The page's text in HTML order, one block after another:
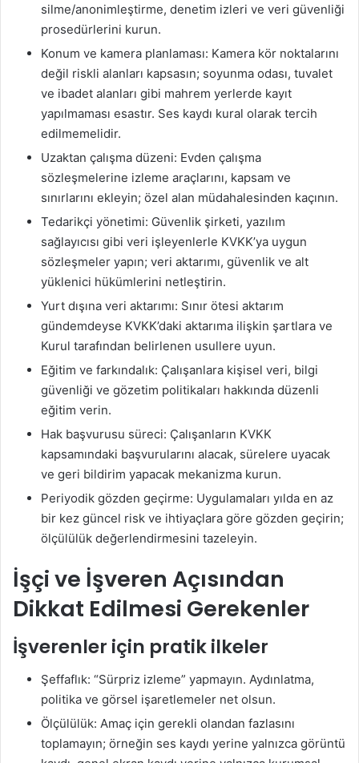
silme/anonimleştirme, denetim izleri ve veri güvenliği
prosedürlerini kurun.
Konum ve kamera planlaması: Kamera kör noktalarını
değil riskli alanları kapsasın; soyunma odası, tuvalet
ve ibadet alanları gibi mahrem yerlerde kayıt
yapılmaması esastır. Ses kaydı kural olarak tercih
edilmemelidir.
Uzaktan çalışma düzeni: Evden çalışma
sözleşmelerine izleme araçlarını, kapsam ve
sınırlarını ekleyin; özel alan müdahalesinden kaçının.
Tedarikçi yönetimi: Güvenlik şirketi, yazılım
sağlayıcısı gibi veri işleyenlerle KVKK’ya uygun
sözleşmeler yapın; veri aktarımı, güvenlik ve alt
yüklenici hükümlerini netleştirin.
Yurt dışına veri aktarımı: Sınır ötesi aktarım
gündemdeyse KVKK’daki aktarıma ilişkin şartlara ve
Kurul tarafından belirlenen usullere uyun.
Eğitim ve farkındalık: Çalışanlara kişisel veri, bilgi
güvenliği ve gözetim politikaları hakkında düzenli
eğitim verin.
Hak başvurusu süreci: Çalışanların KVKK
kapsamındaki başvurularını alacak, sürelere uyacak
ve geri bildirim yapacak mekanizma kurun.
Periyodik gözden geçirme: Uygulamaları yılda en az
bir kez güncel risk ve ihtiyaçlara göre gözden geçirin;
ölçülülük değerlendirmesini tazeleyin.
İşçi ve İşveren Açısından
Dikkat Edilmesi Gerekenler
İşverenler için pratik ilkeler
Şeffaflık: “Sürpriz izleme” yapmayın. Aydınlatma,
politika ve görsel işaretlemeler net olsun.
Ölçülülük: Amaç için gerekli olandan fazlasını
toplamayın; örneğin ses kaydı yerine yalnızca görüntü